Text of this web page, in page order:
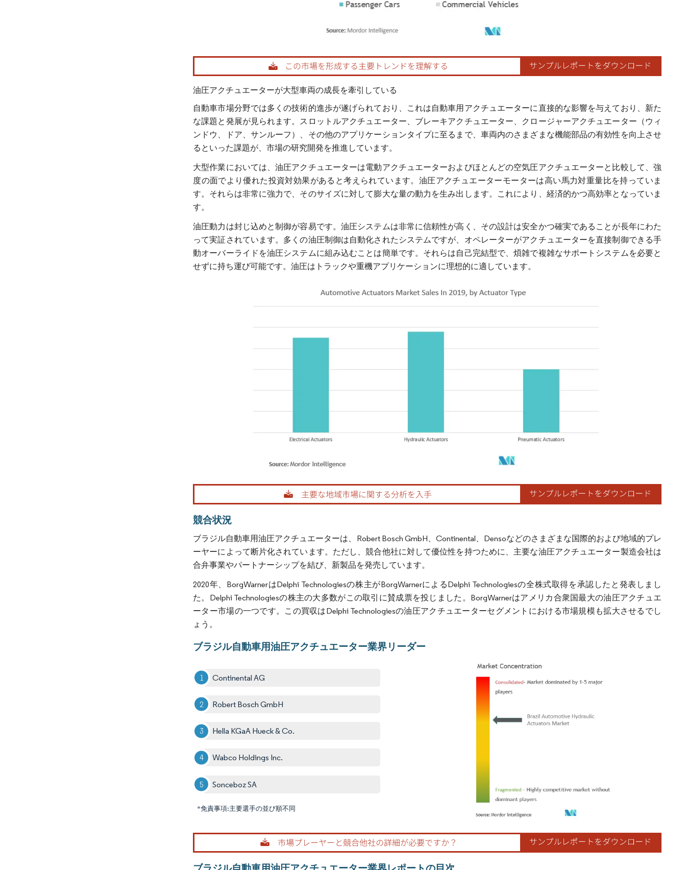
画像 © Mordor Intelligence。再利用にはCC BY 4.0の表示が必要です。
油圧アクチュエーターが大型車両の成長を牽引している
自動車市場分野では多くの技術的進歩が遂げられており、これは自動車用アクチュエーターに直接的な影響を与えており、新た
な課題と発展が見られます。スロットルアクチュエーター、ブレーキアクチュエーター、クロージャーアクチュエーター（ウィ
ンドウ、ドア、サンルーフ）、その他のアプリケーションタイプに至るまで、車両内のさまざまな機能部品の有効性を向上させ
るといった課題が、市場の研究開発を推進しています。
大型作業においては、油圧アクチュエーターは電動アクチュエーターおよびほとんどの空気圧アクチュエーターと比較して、強
度の面でより優れた投資対効果があると考えられています。油圧アクチュエーターモーターは高い馬力対重量比を持っていま
す。それらは非常に強力で、そのサイズに対して膨大な量の動力を生み出します。これにより、経済的かつ高効率となっていま
す。
油圧動力は封じ込めと制御が容易です。油圧システムは非常に信頼性が高く、その設計は安全かつ確実であることが長年にわた
って実証されています。多くの油圧制御は自動化されたシステムですが、オペレーターがアクチュエーターを直接制御できる手
動オーバーライドを油圧システムに組み込むことは簡単です。それらは自己完結型で、煩雑で複雑なサポートシステムを必要と
せずに持ち運び可能です。油圧はトラックや重機アプリケーションに理想的に適しています。
画像 © Mordor Intelligence。再利用にはCC BY 4.0の表示が必要です。
競合状況
ブラジル自動車用油圧アクチュエーターは、Robert Bosch GmbH、Continental、Densoなどのさまざまな国際的および地域的プレ
ーヤーによって断片化されています。ただし、競合他社に対して優位性を持つために、主要な油圧アクチュエーター製造会社は
合弁事業やパートナーシップを結び、新製品を発売しています。
2020年、BorgWarnerはDelphi Technologiesの株主がBorgWarnerによるDelphi Technologiesの全株式取得を承認したと発表しまし
た。Delphi Technologiesの株主の大多数がこの取引に賛成票を投じました。BorgWarnerはアメリカ合衆国最大の油圧アクチュエ
ーター市場の一つです。この買収はDelphi Technologiesの油圧アクチュエーターセグメントにおける市場規模も拡大させるでし
ょう。
ブラジル自動車用油圧アクチュエーター業界リーダー
Continental AG
Robert Bosch GmbH
Hella KGaA Hueck & Co.
Wabco Holdings Inc.
Sonceboz SA
*免責事項:主要選手の並び順不同
画像 © Mordor Intelligence。再利用にはCC BY 4.0の表示が必要です。